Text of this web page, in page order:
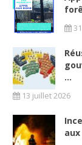
...
13 juillet 2026